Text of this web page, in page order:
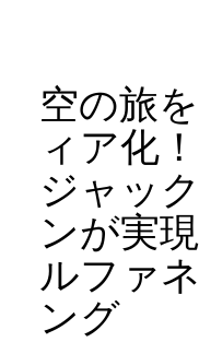
空の旅
ィア化
ジャッ
ンが実
ルファ
ング